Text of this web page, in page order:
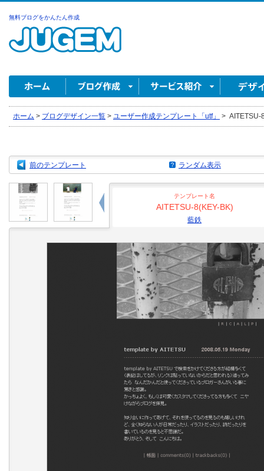
無料ブログをかんたん作成
ホーム > ブログデザイン一覧 > ユーザー作成テンプレート「utf」 > AITETSU-
前のテンプレート ランダム表示
テンプレート名
AITETSU-8(KEY-BK)
藍鉄